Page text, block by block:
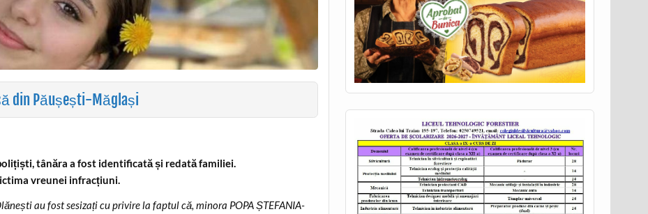
din Păușești-Măglași
tânăra a fost identificată și redată familiei.
vreunei infracțiuni.
au fost sesizați cu privire la faptul că, minora POPA ȘTEFANIA-